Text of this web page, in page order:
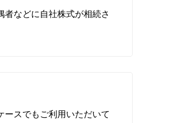
などに自社株式が相続さ
ースでもご利用いただいて